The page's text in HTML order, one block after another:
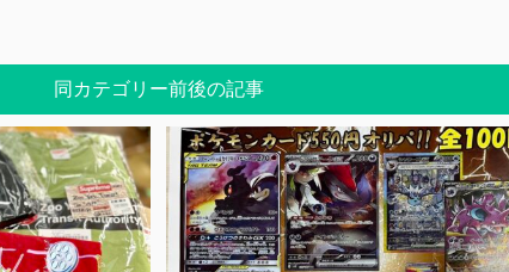
同カテゴリー前後の記事